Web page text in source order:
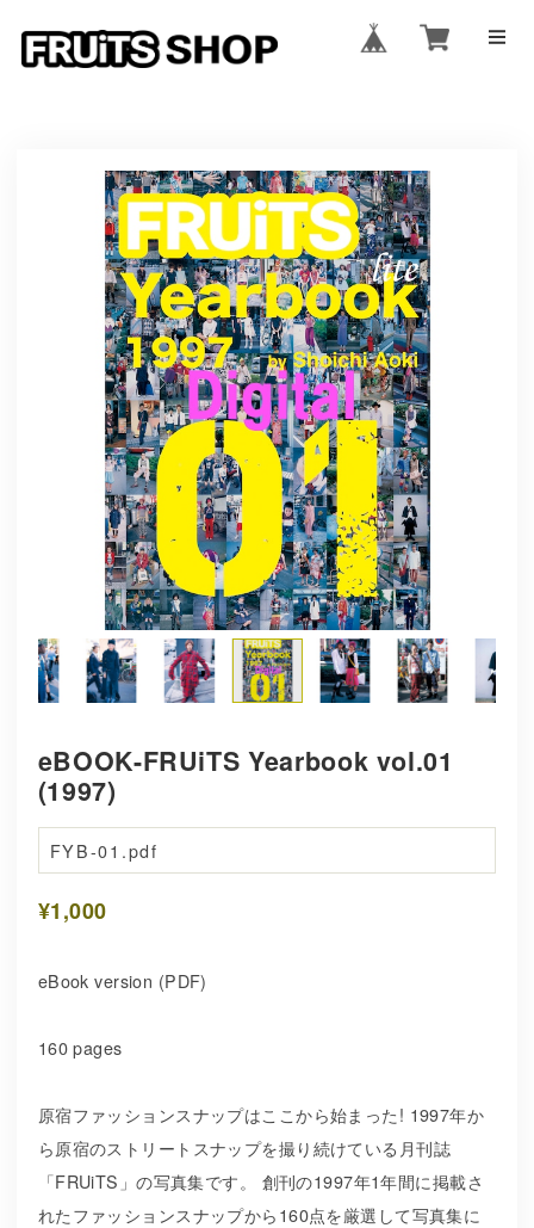
eBOOK-FRUiTS Yearbook vol.01
(1997)
FYB-01.pdf
¥1,000
eBook version (PDF)
160 pages
原宿ファッションスナップはここから始まった! 1997年か
ら原宿のストリートスナップを撮り続けている月刊誌
「FRUiTS」の写真集です。 創刊の1997年1年間に掲載さ
れたファッションスナップから160点を厳選して写真集に